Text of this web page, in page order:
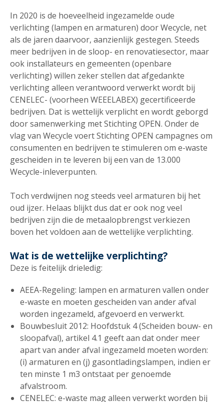
In 2020 is de hoeveelheid ingezamelde oude
verlichting (lampen en armaturen) door Wecycle, net
als de jaren daarvoor, aanzienlijk gestegen. Steeds
meer bedrijven in de sloop- en renovatiesector, maar
ook installateurs en gemeenten (openbare
verlichting) willen zeker stellen dat afgedankte
verlichting alleen verantwoord verwerkt wordt bij
CENELEC- (voorheen WEEELABEX) gecertificeerde
bedrijven. Dat is wettelijk verplicht en wordt geborgd
door samenwerking met Stichting OPEN. Onder de
vlag van Wecycle voert Stichting OPEN campagnes om
consumenten en bedrijven te stimuleren om e-waste
gescheiden in te leveren bij een van de 13.000
Wecycle-inleverpunten.
Toch verdwijnen nog steeds veel armaturen bij het
oud ijzer. Helaas blijkt dus dat er ook nog veel
bedrijven zijn die de metaalopbrengst verkiezen
boven het voldoen aan de wettelijke verplichting.
Wat is de wettelijke verplichting?
Deze is feitelijk drieledig:
AEEA-Regeling: lampen en armaturen vallen onder
e-waste en moeten gescheiden van ander afval
worden ingezameld, afgevoerd en verwerkt.
Bouwbesluit 2012: Hoofdstuk 4 (Scheiden bouw- en
sloopafval), artikel 4.1 geeft aan dat onder meer
apart van ander afval ingezameld moeten worden:
(i) armaturen en (j) gasontladingslampen, indien er
ten minste 1 m3 ontstaat per genoemde
afvalstroom.
CENELEC: e-waste mag alleen verwerkt worden bij